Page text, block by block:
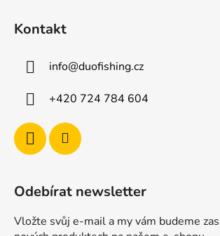
Kontakt
info@duofishing.cz
+420 724 784 604
Odebírat newsletter
Vložte svůj e-mail a my vám budeme